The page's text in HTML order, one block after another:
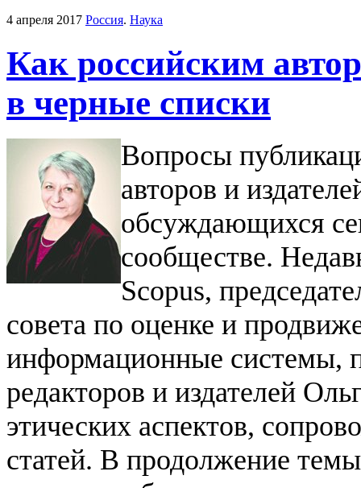
4 апреля 2017 Россия. Наука
Как российским
в черные списки
Вопросы
авторов и
обсуждающихся
сообществе.
Scopus,
совета по оценке и
информационные системы,
редакторов и издателей
этических аспектов,
статей. В продолжение